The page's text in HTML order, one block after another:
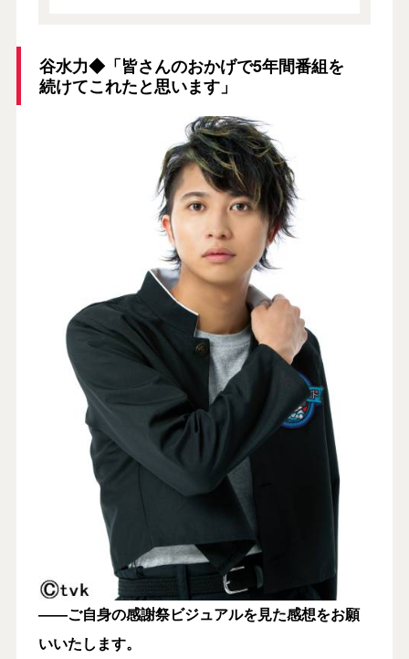
谷水力◆「皆さんのおかげで5年間番組を
続けてこれたと思います」
――ご自身の感謝祭ビジュアルを見た感想をお願
いいたします。